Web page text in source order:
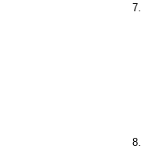
7.
8.